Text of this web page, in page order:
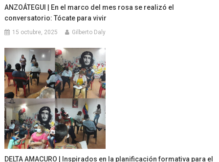
ANZOÁTEGUI | En el marco del mes rosa se realizó el
conversatorio: Tócate para vivir
15 octubre, 2025 Gilberto Daly
DELTA AMACURO | Inspirados en la planificación formativa para el